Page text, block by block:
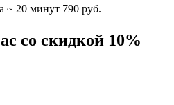
~ 20 минут 790 руб.
со скидкой 10%